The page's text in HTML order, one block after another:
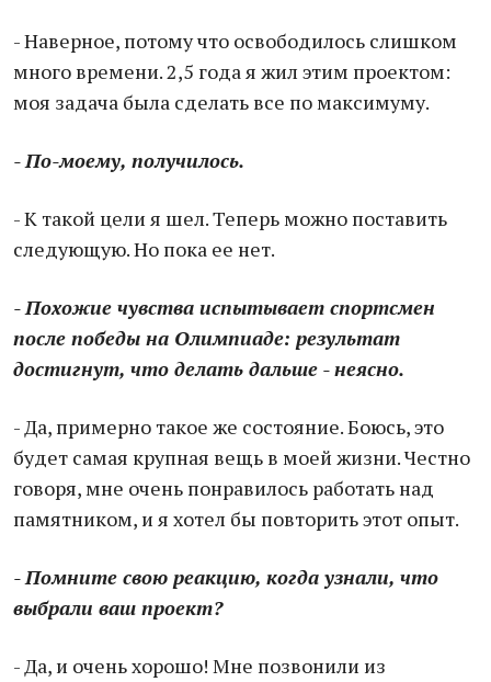
- Наверное, потому что освободилось слишком
много времени. 2,5 года я жил этим проектом:
моя задача была сделать все по максимуму.
- По-моему, получилось.
- К такой цели я шел. Теперь можно поставить
следующую. Но пока ее нет.
- Похожие чувства испытывает спортсмен
после победы на Олимпиаде: результат
достигнут, что делать дальше - неясно.
- Да, примерно такое же состояние. Боюсь, это
будет самая крупная вещь в моей жизни. Честно
говоря, мне очень понравилось работать над
памятником, и я хотел бы повторить этот опыт.
- Помните свою реакцию, когда узнали, что
выбрали ваш проект?
- Да, и очень хорошо! Мне позвонили из